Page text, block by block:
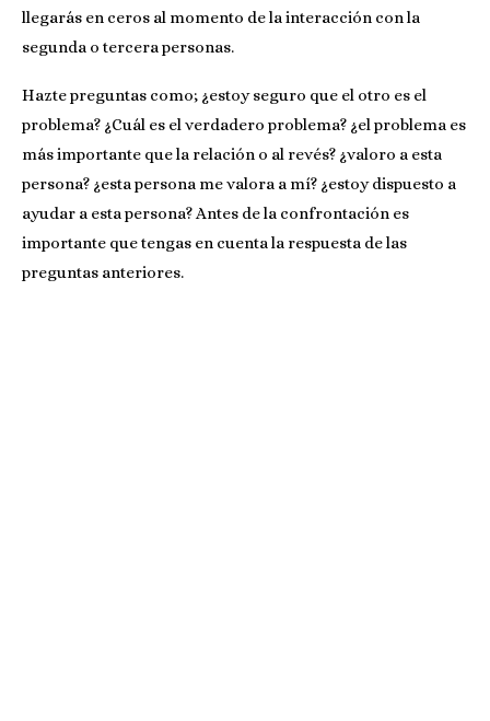
llegarás en ceros al momento de la interacción con la
segunda o tercera personas.
Hazte preguntas como; ¿estoy seguro que el otro es el
problema? ¿Cuál es el verdadero problema? ¿el problema es
más importante que la relación o al revés? ¿valoro a esta
persona? ¿esta persona me valora a mí? ¿estoy dispuesto a
ayudar a esta persona? Antes de la confrontación es
importante que tengas en cuenta la respuesta de las
preguntas anteriores.